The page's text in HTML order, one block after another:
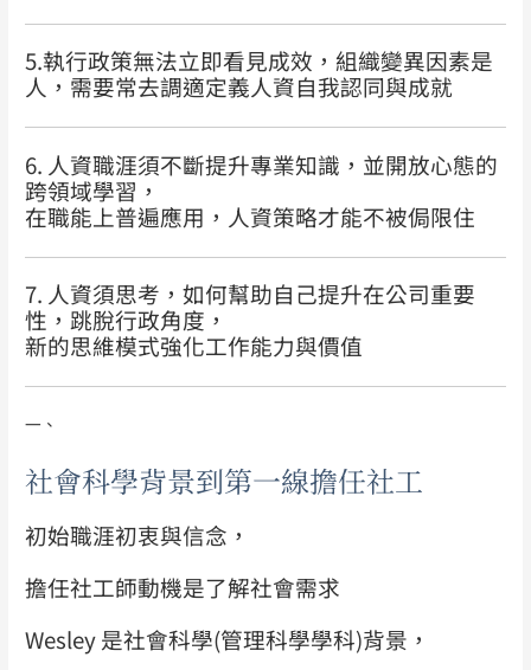
5.執行政策無法立即看見成效，組織變異因素是
人，需要常去調適定義人資自我認同與成就
6. 人資職涯須不斷提升專業知識，並開放心態的
跨領域學習，
在職能上普遍應用，人資策略才能不被侷限住
7. 人資須思考，如何幫助自己提升在公司重要
性，跳脫行政角度，
新的思維模式強化工作能力與價值
一、
社會科學背景到第一線擔任社工
初始職涯初衷與信念，
擔任社工師動機是了解社會需求
Wesley 是社會科學(管理科學學科)背景，